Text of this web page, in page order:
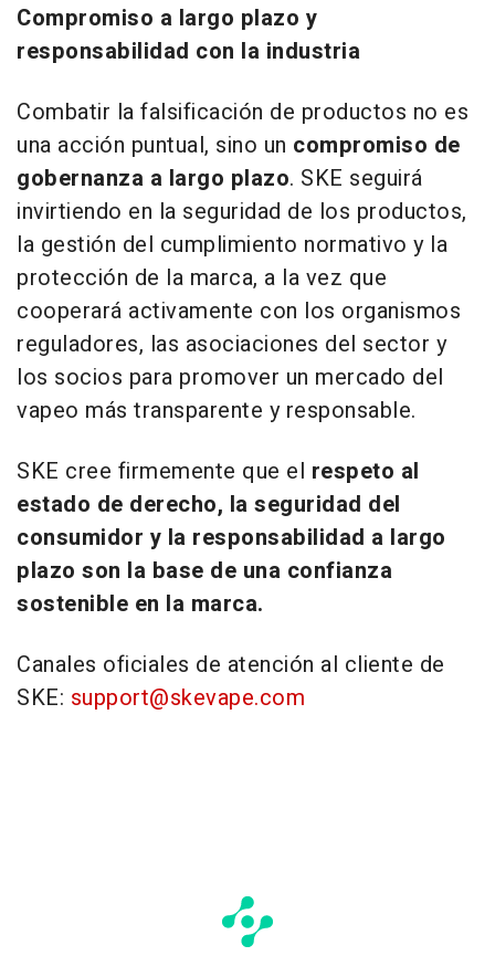
Compromiso a largo plazo y
responsabilidad con la industria
Combatir la falsificación de productos no es
una acción puntual, sino un compromiso de
gobernanza a largo plazo. SKE seguirá
invirtiendo en la seguridad de los productos,
la gestión del cumplimiento normativo y la
protección de la marca, a la vez que
cooperará activamente con los organismos
reguladores, las asociaciones del sector y
los socios para promover un mercado del
vapeo más transparente y responsable.
SKE cree firmemente que el respeto al
estado de derecho, la seguridad del
consumidor y la responsabilidad a largo
plazo son la base de una confianza
sostenible en la marca.
Canales oficiales de atención al cliente de
SKE: support@skevape.com